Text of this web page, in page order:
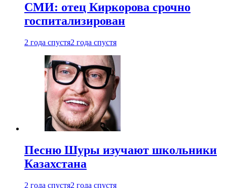
СМИ: отец Киркорова срочно
госпитализирован
2 года спустя2 года спустя
Песню Шуры изучают школьники
Казахстана
2 года спустя2 года спустя